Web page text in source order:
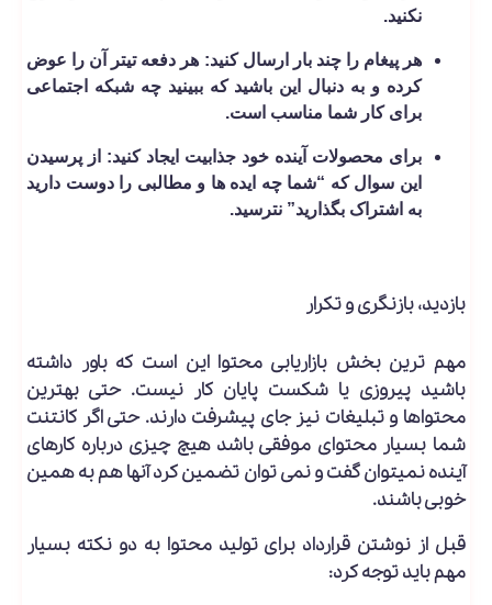
نکنید.
هر پیغام را چند بار ارسال کنید: هر دفعه تیتر آن را عوض
کرده و به دنبال این باشید که ببینید چه شبکه اجتماعی
برای کار شما مناسب است.
برای محصولات آینده خود جذابیت ایجاد کنید: از پرسیدن
این سوال که “شما چه ایده ها و مطالبی را دوست دارید
به اشتراک بگذارید” نترسید.
بازدید، بازنگری و تکرار
مهم ترین بخش بازاریابی محتوا این است که باور داشته
باشید پیروزی یا شکست پایان کار نیست. حتی بهترین
محتواها و تبلیغات نیز جای پیشرفت دارند. حتی اگر کانتنت
شما بسیار محتوای موفقی باشد هیچ چیزی درباره کارهای
آینده نمی­توان گفت و نمی توان تضمین کرد آنها هم به همین
خوبی باشند.
قبل از نوشتن قرارداد برای تولید محتوا به دو نکته بسیار
مهم باید توجه کرد: